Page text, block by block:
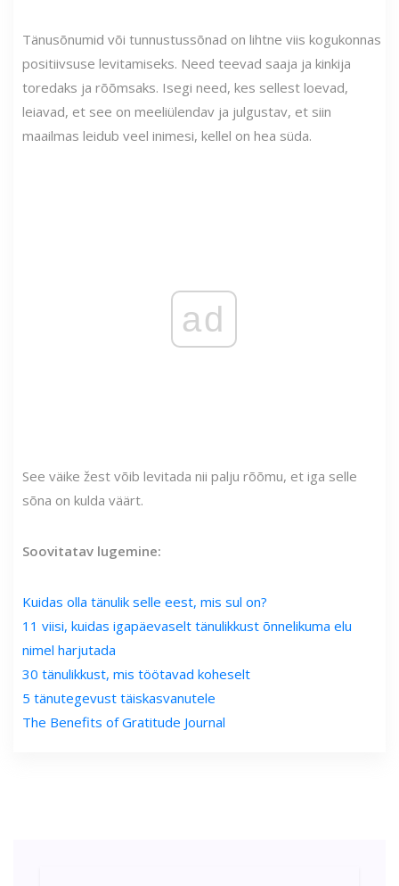
Tänusõnumid või tunnustussõnad on lihtne viis kogukonnas
positiivsuse levitamiseks. Need teevad saaja ja kinkija
toredaks ja rõõmsaks. Isegi need, kes sellest loevad,
leiavad, et see on meeliülendav ja julgustav, et siin
maailmas leidub veel inimesi, kellel on hea süda.
ad
See väike žest võib levitada nii palju rõõmu, et iga selle
sõna on kulda väärt.
Soovitatav lugemine:
Kuidas olla tänulik selle eest, mis sul on?
11 viisi, kuidas igapäevaselt tänulikkust õnnelikuma elu
nimel harjutada
30 tänulikkust, mis töötavad koheselt
5 tänutegevust täiskasvanutele
The Benefits of Gratitude Journal